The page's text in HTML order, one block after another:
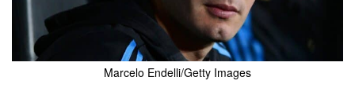
Marcelo Endelli/Getty Images